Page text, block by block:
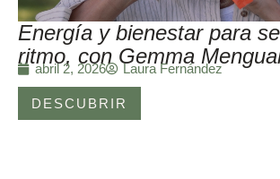
Energía y bienestar para
ritmo, con Gemma
abril 2, 2026 Laura Fernández
DESCUBRIR